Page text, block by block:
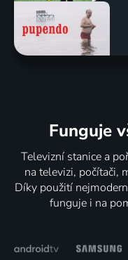
Funguje
Televizní stanice a
na televizi, počítači,
Díky použití
funguje i na